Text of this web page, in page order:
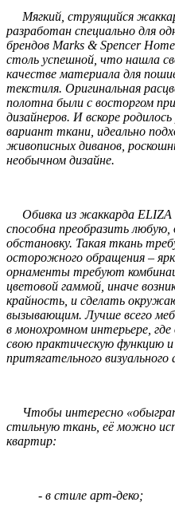
Мягкий, струящийся
разработан специально для
брендов Marks & Spencer
столь успешной, что нашла
качестве материала для
текстиля. Оригинальная
полотна были с восторгом
дизайнеров. И вскоре
вариант ткани, идеально
живописных диванов,
необычном дизайне.
Обивка из жаккарда ELIZA
способна преобразить
обстановку. Такая ткань
осторожного обращения –
орнаменты требуют
цветовой гаммой, иначе
крайность, и сделать
вызывающим. Лучше всего
в монохромном интерьере,
свою практическую функцию
притягательного визуального
Чтобы интересно
стильную ткань, её можно
квартир:
- в стиле арт-деко;